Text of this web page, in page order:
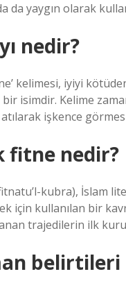
da yaygın olarak
nedir?
kelimesi, iyiyi
isimdir. Kelime
işkence
fitne nedir?
kubra), İslam
için kullanılan bir
trajedilerin ilk
belirtileri